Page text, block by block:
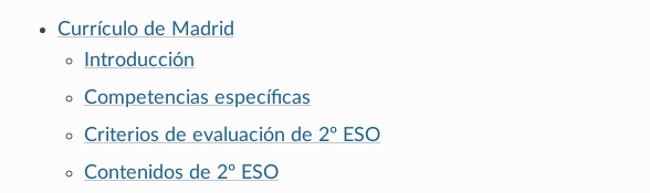
Currículo de Madrid
Introducción
Competencias específicas
Criterios de evaluación de 2º ESO
Contenidos de 2º ESO